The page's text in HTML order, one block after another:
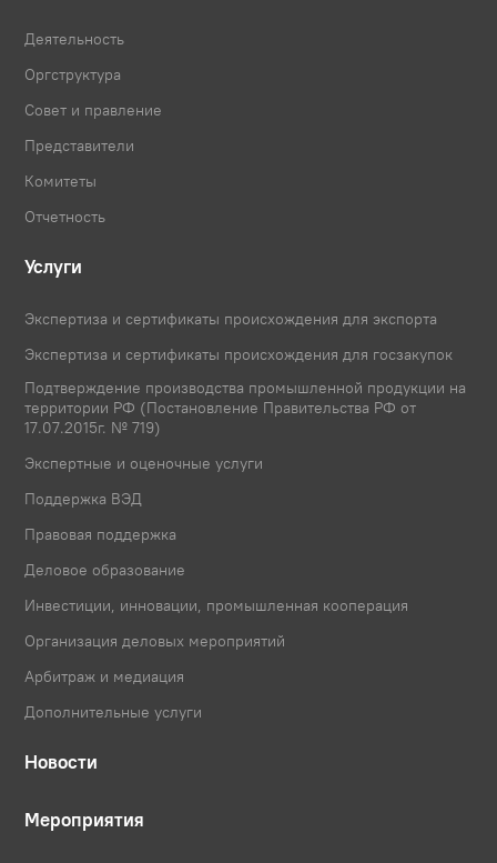
Деятельность
Оргструктура
Совет и правление
Представители
Комитеты
Отчетность
Услуги
Экспертиза и сертификаты происхождения для экспорта
Экспертиза и сертификаты происхождения для госзакупок
Подтверждение производства промышленной продукции на
территории РФ (Постановление Правительства РФ от
17.07.2015г. № 719)
Экспертные и оценочные услуги
Поддержка ВЭД
Правовая поддержка
Деловое образование
Инвестиции, инновации, промышленная кооперация
Организация деловых мероприятий
Арбитраж и медиация
Дополнительные услуги
Новости
Мероприятия